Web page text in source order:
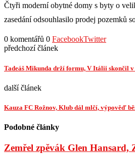
Čtyři moderní obytné domy s byty o
zasedání odsouhlasilo prodej pozemků
0 komentářů 0 FacebookTwitter
předchozí článek
Tadeáš Mikunda drží formu, V Itálii skončil v
další článek
Kauza FC Rožnov, Klub dál mlčí, výpověď
Podobné články
Zemřel zpěvák Glen Hansard,